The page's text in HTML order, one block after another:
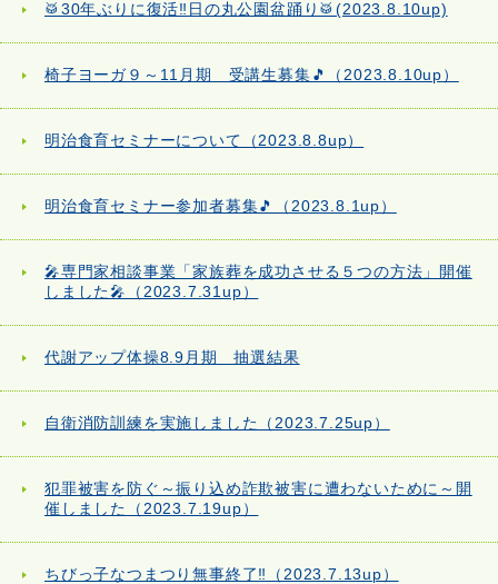
🥁30年ぶりに復活‼日の丸公園盆踊り🥁(2023.8.10up)
椅子ヨーガ９～11月期 受講生募集🎵（2023.8.10up）
明治食育セミナーについて（2023.8.8up）
明治食育セミナー参加者募集🎵（2023.8.1up）
🎤専門家相談事業「家族葬を成功させる５つの方法」開催
しました🎤（2023.7.31up）
代謝アップ体操8.9月期 抽選結果
自衛消防訓練を実施しました（2023.7.25up）
犯罪被害を防ぐ～振り込め詐欺被害に遭わないために～開
催しました（2023.7.19up）
ちびっ子なつまつり無事終了‼（2023.7.13up）